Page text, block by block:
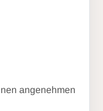
angenehmen